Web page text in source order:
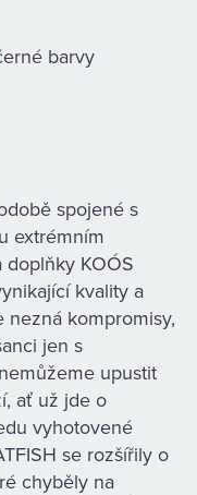
barvy
spojené s
extrémním
KOÓS
kvality a
nezná kompromisy,
jen s
upustit
ať už jde o
vyhotovené
se rozšířily o
chyběly na